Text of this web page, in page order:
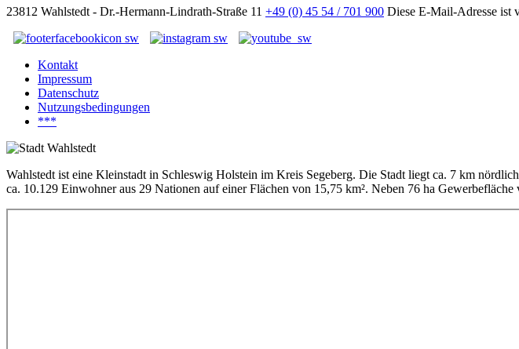
23812 Wahlstedt - Dr.-Hermann-Lindrath-Straße 11 +49 (0) 45 54 / 701 900 Diese E-Mail-Adresse ist
Kontakt
Impressum
Datenschutz
Nutzungsbedingungen
***
Wahlstedt ist eine Kleinstadt in Schleswig Holstein im Kreis Segeberg. Die Stadt liegt ca. 7 km
ca. 10.129 Einwohner aus 29 Nationen auf einer Flächen von 15,75 km². Neben 76 ha